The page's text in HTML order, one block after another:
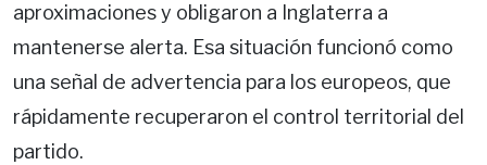
aproximaciones y obligaron a Inglaterra a
mantenerse alerta. Esa situación funcionó como
una señal de advertencia para los europeos, que
rápidamente recuperaron el control territorial del
partido.